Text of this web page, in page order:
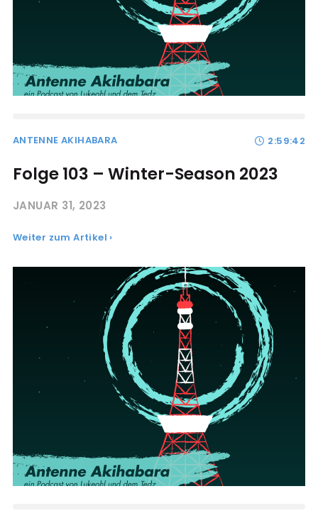
ANTENNE AKIHABARA 2:59:42
Folge 103 – Winter-Season 2023
JANUAR 31, 2023
Weiter zum Artikel ›